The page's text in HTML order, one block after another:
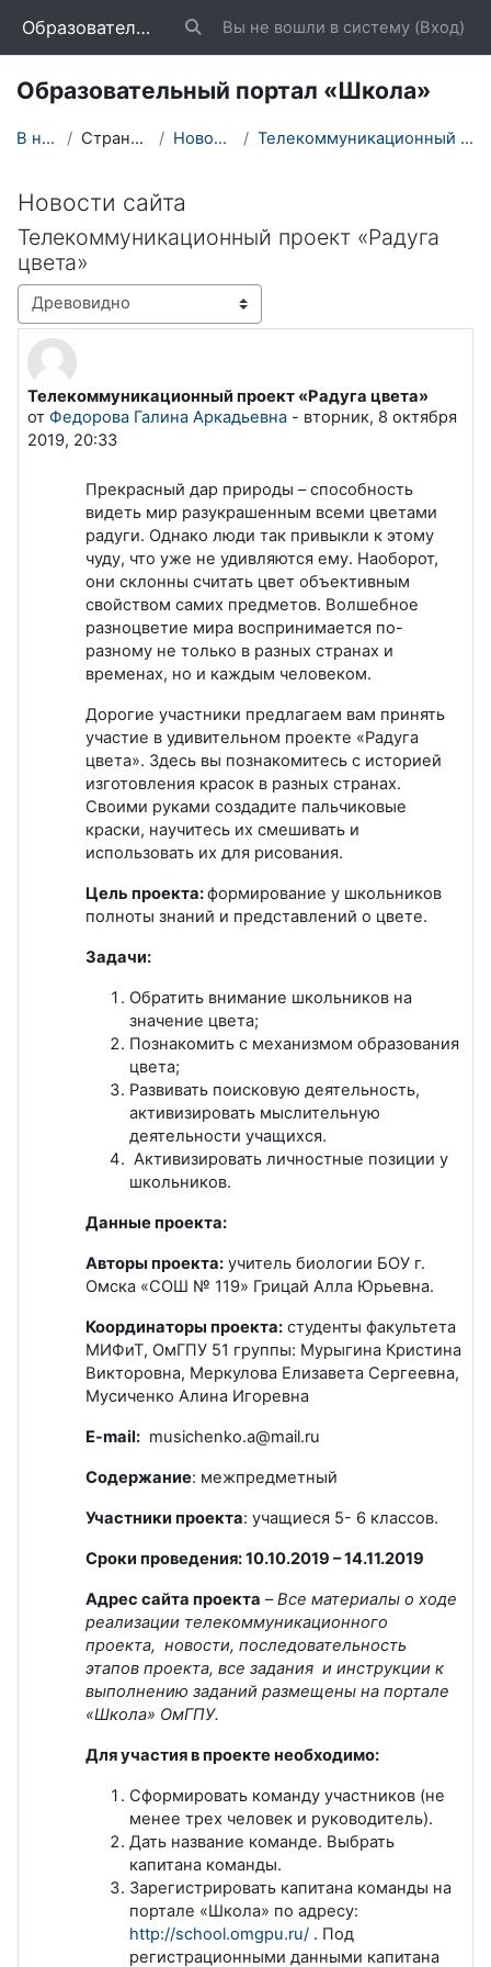
Образовательный портал «Школа» Изменить данные поисковой строки
Вы не вошли в систему (Вход)
Образовательный портал «Школа»
В начало Страницы сайта Новости сайта Телекоммуникационный проект «Радуга цвета»
Новости сайта
Телекоммуникационный проект «Радуга
цвета»
Режим отображения
Телекоммуникационный проект «Радуга цвета»
от Федорова Галина Аркадьевна - вторник, 8 октября
2019, 20:33
Количество ответов: 0
Прекрасный дар природы – способность
видеть мир разукрашенным всеми цветами
радуги. Однако люди так привыкли к этому
чуду, что уже не удивляются ему. Наоборот,
они склонны считать цвет объективным
свойством самих предметов. Волшебное
разноцветие мира воспринимается по-
разному не только в разных странах и
временах, но и каждым человеком.
Дорогие участники предлагаем вам принять
участие в удивительном проекте «Радуга
цвета». Здесь вы познакомитесь с историей
изготовления красок в разных странах.
Своими руками создадите пальчиковые
краски, научитесь их смешивать и
использовать их для рисования.
Цель проекта:формирование у школьников
полноты знаний и представлений о цвете.
Задачи:
Обратить внимание школьников на
значение цвета;
Познакомить с механизмом образования
цвета;
Развивать поисковую деятельность,
активизировать мыслительную
деятельности учащихся.
Активизировать личностные позиции у
школьников.
Данные проекта:
Авторы проекта: учитель биологии БОУ г.
Омска «СОШ № 119» Грицай Алла Юрьевна.
Координаторы проекта: cтуденты факультета
МИФиТ, ОмГПУ 51 группы: Мурыгина Кристина
Викторовна, Меркулова Елизавета Сергеевна,
Мусиченко Алина Игоревна
E-mail: musichenko.a@mail.ru
Содержание: межпредметный
Участники проекта: учащиеся 5- 6 классов.
Сроки проведения: 10.10.2019 – 14.11.2019
Адрес сайта проекта –Все материалы о ходе
реализации телекоммуникационного
проекта, новости, последовательность
этапов проекта, все задания и инструкции к
выполнению заданий размещены на портале
«Школа» ОмГПУ.
Для участия в проекте необходимо:
Сформировать команду участников (не
менее трех человек и руководитель).
Дать название команде. Выбрать
капитана команды.
Зарегистрировать капитана команды на
портале «Школа» по адресу:
http://school.omgpu.ru/ . Под
регистрационными данными капитана